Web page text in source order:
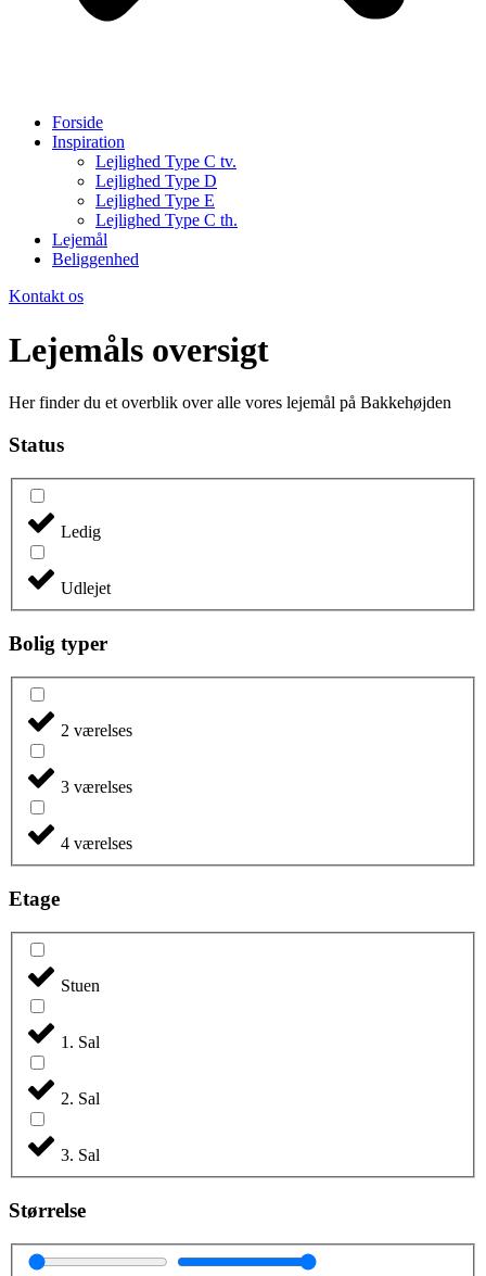
Forside
Inspiration
Lejlighed Type C tv.
Lejlighed Type D
Lejlighed Type E
Lejlighed Type C th.
Lejemål
Beliggenhed
Kontakt os
Lejemåls oversigt
Her finder du et overblik over alle vores lejemål på Bakkehøjden
Status
Ledig
Udlejet
Bolig typer
2 værelses
3 værelses
4 værelses
Etage
Stuen
1. Sal
2. Sal
3. Sal
Størrelse